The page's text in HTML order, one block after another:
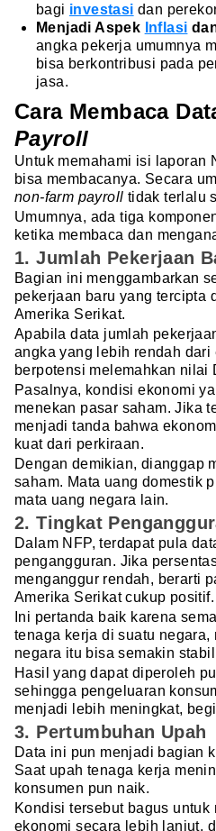
bagi investasi dan
Menjadi Aspek Inflasi
angka pekerja umumnya
bisa berkontribusi pada
jasa.
Cara Membaca
Payroll
Untuk memahami isi laporan
bisa membacanya. Secara
non-farm payroll tidak terlalu
Umumnya, ada tiga
ketika membaca dan
1. Jumlah Pekerjaan
Bagian ini menggambarkan
pekerjaan baru yang tercipta
Amerika Serikat.
Apabila data jumlah
angka yang lebih rendah dari
berpotensi melemahkan nilai
Pasalnya, kondisi ekonomi
menekan pasar saham. Jika
menjadi tanda bahwa
kuat dari perkiraan.
Dengan demikian, dianggap
saham. Mata uang domestik
mata uang negara lain.
2. Tingkat
Dalam NFP, terdapat pula
pengangguran. Jika
menganggur rendah, berarti
Amerika Serikat cukup positif.
Ini pertanda baik karena
tenaga kerja di suatu negara,
negara itu bisa semakin
Hasil yang dapat diperoleh
sehingga pengeluaran
menjadi lebih meningkat,
3. Pertumbuhan Upah
Data ini pun menjadi bagian
Saat upah tenaga kerja
konsumen pun naik.
Kondisi tersebut bagus untuk
ekonomi secara lebih lanjut,